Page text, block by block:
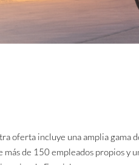
oferta incluye una amplia gama
de 150 empleados propios y